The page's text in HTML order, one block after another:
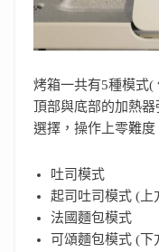
烤箱一共有5種模式(
頂部與底部的加熱
選擇，操作上零難度
吐司模式
起司吐司模式 (上
法國麵包模式
可頌麵包模式 (下